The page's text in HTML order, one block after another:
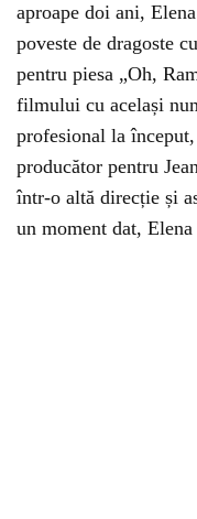
aproape doi ani,
poveste de dragoste cu
pentru piesa „Oh,
filmului cu același
profesional la
producător pentru
într-o altă direcție și
un moment dat,